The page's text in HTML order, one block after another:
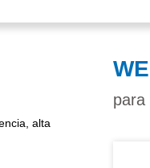
para